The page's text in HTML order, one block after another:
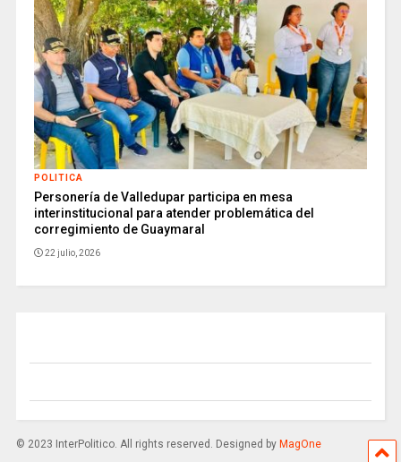
POLITICA
Personería de Valledupar participa en mesa
interinstitucional para atender problemática del
corregimiento de Guaymaral
22 julio, 2026
© 2023 InterPolitico. All rights reserved. Designed by MagOne